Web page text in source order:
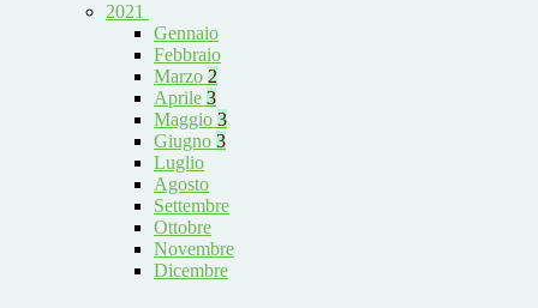
2021
Gennaio
Febbraio
Marzo 2
Aprile 3
Maggio 3
Giugno 3
Luglio
Agosto
Settembre
Ottobre
Novembre
Dicembre